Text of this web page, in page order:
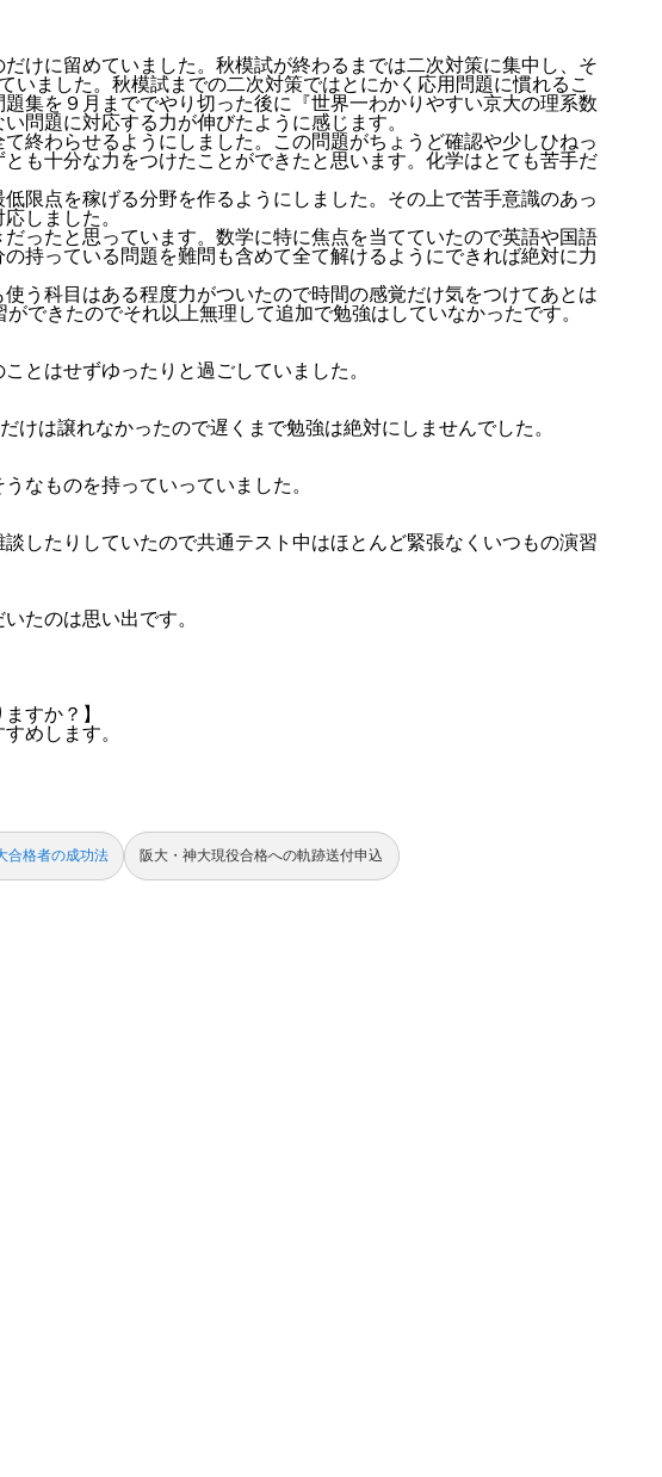
けに留めていました。秋模試が終わるまでは二次対策に集中し、そ
ました。秋模試までの二次対策ではとにかく応用問題に慣れるこ
集を９月まででやり切った後に『世界一わかりやすい京大の理系数
問題に対応する力が伸びたように感じます。
終わらせるようにしました。この問題がちょうど確認や少しひねっ
も十分な力をつけたことができたと思います。化学はとても苦手だ
限点を稼げる分野を作るようにしました。その上で苦手意識のあっ
しました。
ったと思っています。数学に特に焦点を当てていたので英語や国語
持っている問題を難問も含めて全て解けるようにできれば絶対に力
う科目はある程度力がついたので時間の感覚だけ気をつけてあとは
できたのでそれ以上無理して追加で勉強はしていなかったです。
とはせずゆったりと過ごしていました。
は譲れなかったので遅くまで勉強は絶対にしませんでした。
なものを持っていっていました。
したりしていたので共通テスト中はほとんど緊張なくいつもの演習
たのは思い出です。
すか？】
めします。
合格者の成功法 阪大・神大現役合格への軌跡送付申込